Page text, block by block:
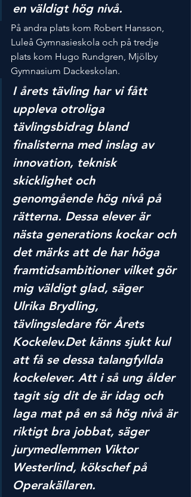
en väldigt hög nivå.
På andra plats kom Robert Hansson,
Luleå Gymnasieskola och på tredje
plats kom Hugo Rundgren, Mjölby
Gymnasium Dackeskolan.
I årets tävling har vi fått
uppleva otroliga
tävlingsbidrag bland
finalisterna med inslag av
innovation, teknisk
skicklighet och
genomgående hög nivå på
rätterna. Dessa elever är
nästa generations kockar och
det märks att de har höga
framtidsambitioner vilket gör
mig väldigt glad, säger
Ulrika Brydling,
tävlingsledare för Årets
Kockelev.Det känns sjukt kul
att få se dessa talangfyllda
kockelever. Att i så ung ålder
tagit sig dit de är idag och
laga mat på en så hög nivå är
riktigt bra jobbat, säger
jurymedlemmen Viktor
Westerlind, kökschef på
Operakällaren.